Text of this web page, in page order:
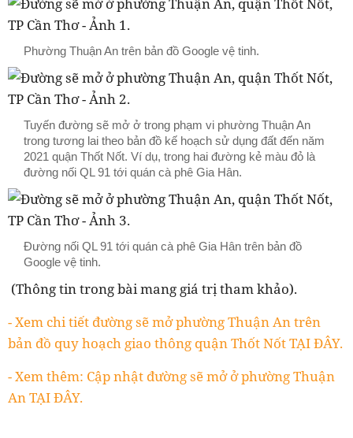
Phường Thuận An trên bản đồ Google vệ tinh.
Tuyến đường sẽ mở ở trong phạm vi phường Thuận An
trong tương lai theo bản đồ kế hoạch sử dụng đất đến năm
2021 quận Thốt Nốt. Ví dụ, trong hai đường kẻ màu đỏ là
đường nối QL 91 tới quán cà phê Gia Hân.
Đường nối QL 91 tới quán cà phê Gia Hân trên bản đồ
Google vệ tinh.
(Thông tin trong bài mang giá trị tham khảo).
- Xem chi tiết đường sẽ mở phường Thuận An trên
bản đồ quy hoạch giao thông quận Thốt Nốt TẠI ĐÂY.
- Xem thêm: Cập nhật đường sẽ mở ở phường Thuận
An TẠI ĐÂY.